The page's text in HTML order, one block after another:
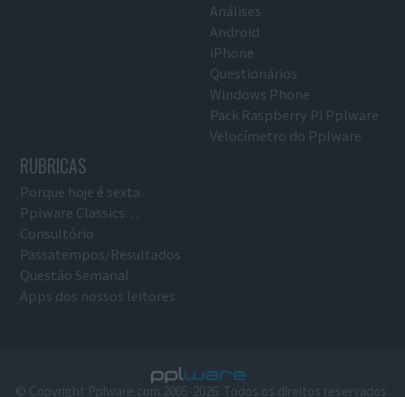
Análises
Android
iPhone
Questionários
Windows Phone
Pack Raspberry Pi Pplware
Velocímetro do Pplware
RUBRICAS
Porque hoje é sexta
Pplware Classics…
Consultório
Passatempos/Resultados
Questão Semanal
Apps dos nossos leitores
© Copyright Pplware.com 2005-2026. Todos os direitos reservados.